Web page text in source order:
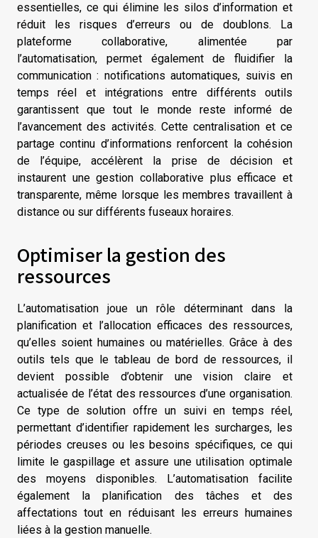
essentielles, ce qui élimine les silos d’information et
réduit les risques d’erreurs ou de doublons. La
plateforme collaborative, alimentée par
l’automatisation, permet également de fluidifier la
communication : notifications automatiques, suivis en
temps réel et intégrations entre différents outils
garantissent que tout le monde reste informé de
l’avancement des activités. Cette centralisation et ce
partage continu d’informations renforcent la cohésion
de l’équipe, accélèrent la prise de décision et
instaurent une gestion collaborative plus efficace et
transparente, même lorsque les membres travaillent à
distance ou sur différents fuseaux horaires.
Optimiser la gestion des
ressources
L’automatisation joue un rôle déterminant dans la
planification et l’allocation efficaces des ressources,
qu’elles soient humaines ou matérielles. Grâce à des
outils tels que le tableau de bord de ressources, il
devient possible d’obtenir une vision claire et
actualisée de l’état des ressources d’une organisation.
Ce type de solution offre un suivi en temps réel,
permettant d’identifier rapidement les surcharges, les
périodes creuses ou les besoins spécifiques, ce qui
limite le gaspillage et assure une utilisation optimale
des moyens disponibles. L’automatisation facilite
également la planification des tâches et des
affectations tout en réduisant les erreurs humaines
liées à la gestion manuelle.